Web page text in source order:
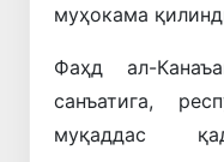
муҳокама
Фаҳд ал-
санъатига,
муқаддас